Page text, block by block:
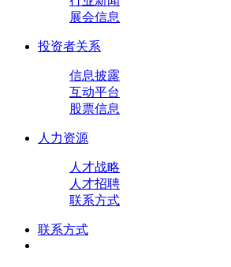
展会信息
投资者关系
信息披露
互动平台
股票信息
人力资源
人才战略
人才招聘
联系方式
联系方式